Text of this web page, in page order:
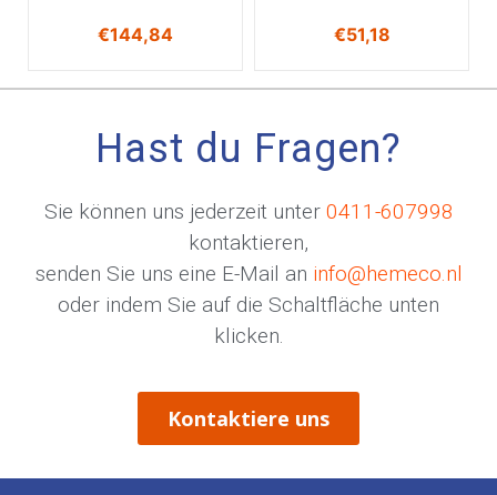
€144,84 €51,18
Hast du Fragen?
Sie können uns jederzeit unter 0411-607998
kontaktieren,
senden Sie uns eine E-Mail an info@hemeco.nl
oder indem Sie auf die Schaltfläche unten
klicken.
Kontaktiere uns